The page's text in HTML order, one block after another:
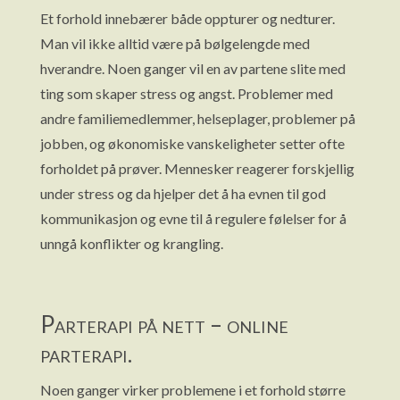
Et forhold innebærer både oppturer og nedturer.
Man vil ikke alltid være på bølgelengde med
hverandre. Noen ganger vil en av partene slite med
ting som skaper stress og angst. Problemer med
andre familiemedlemmer, helseplager, problemer på
jobben, og økonomiske vanskeligheter setter ofte
forholdet på prøver. Mennesker reagerer forskjellig
under stress og da hjelper det å ha evnen til god
kommunikasjon og evne til å regulere følelser for å
unngå konflikter og krangling.
Parterapi på nett – online
parterapi.
Noen ganger virker problemene i et forhold større